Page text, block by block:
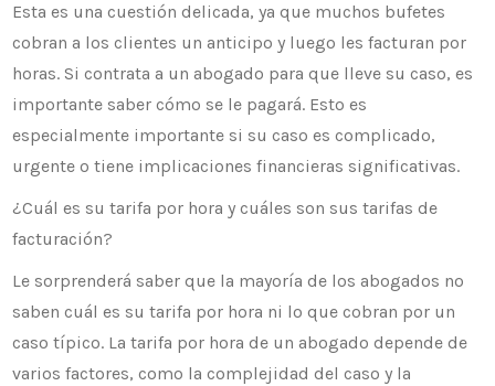
Esta es una cuestión delicada, ya que muchos bufetes
cobran a los clientes un anticipo y luego les facturan por
horas. Si contrata a un abogado para que lleve su caso, es
importante saber cómo se le pagará. Esto es
especialmente importante si su caso es complicado,
urgente o tiene implicaciones financieras significativas.
¿Cuál es su tarifa por hora y cuáles son sus tarifas de
facturación?
Le sorprenderá saber que la mayoría de los abogados no
saben cuál es su tarifa por hora ni lo que cobran por un
caso típico. La tarifa por hora de un abogado depende de
varios factores, como la complejidad del caso y la